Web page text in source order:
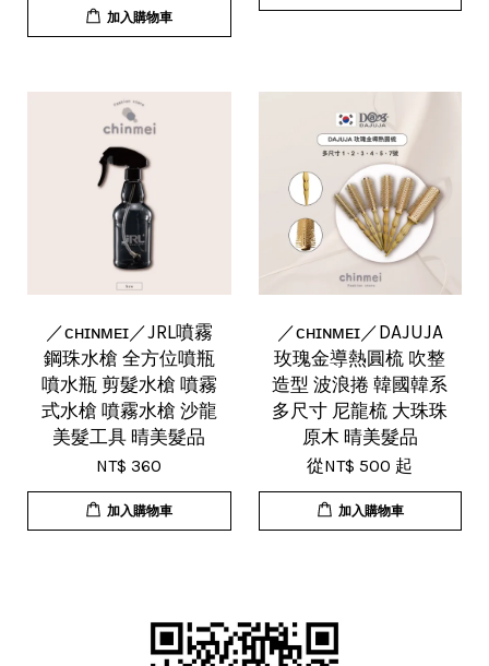
加入購物車
／ᴄʜɪɴᴍᴇɪ／JRL噴霧
鋼珠水槍 全方位噴瓶
噴水瓶 剪髮水槍 噴霧
式水槍 噴霧水槍 沙龍
美髮工具 晴美髮品
NT$ 360
加入購物車
／ᴄʜɪɴᴍᴇɪ／DAJUJA
玫瑰金導熱圓梳 吹整
造型 波浪捲 韓國韓系
多尺寸 尼龍梳 大珠珠
原木 晴美髮品
從NT$ 500 起
加入購物車